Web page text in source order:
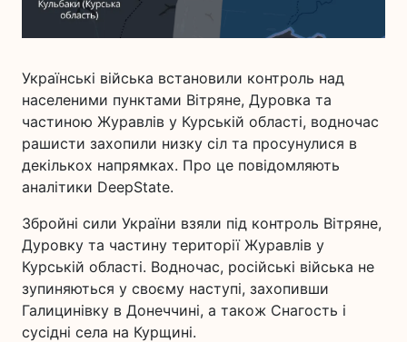
Українські війська встановили контроль над
населеними пунктами Вітряне, Дуровка та
частиною Журавлів у Курській області, водночас
рашисти захопили низку сіл та просунулися в
декількох напрямках. Про це повідомляють
аналітики DeepState.
Збройні сили України взяли під контроль Вітряне,
Дуровку та частину території Журавлів у
Курській області. Водночас, російські війська не
зупиняються у своєму наступі, захопивши
Галицинівку в Донеччині, а також Снагость і
сусідні села на Курщині.